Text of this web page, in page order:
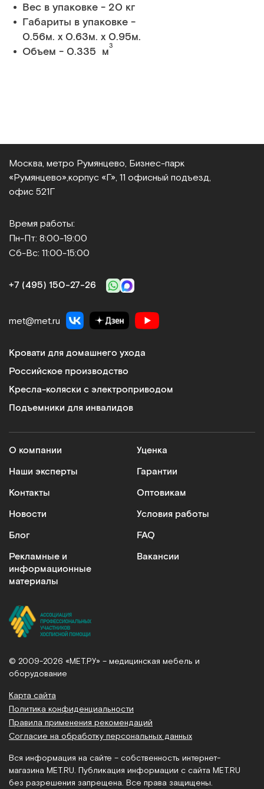
Вес в упаковке - 20 кг
Габариты в упаковке -
0.56м. x 0.63м. x 0.95м.
Объем - 0.335 м3
Москва, метро Румянцево, Бизнес‑парк
«Румянцево», корпус «Г», 11 офисный подъезд,
офис 521Г
Время работы:
Пн-Пт: 8:00-19:00
Сб-Вс: 11:00-15:00
+7 (495) 150‑27‑26
met@met.ru
Кровати для домашнего ухода
Российское производство
Кресла-коляски с электроприводом
Подъемники для инвалидов
О компании
Наши эксперты
Контакты
Новости
Блог
Рекламные и
информационные
материалы
Уценка
Гарантии
Оптовикам
Условия работы
FAQ
Вакансии
© 2009-2026 «МЕТ.РУ» – медицинская мебель и
оборудование
Карта сайта
Политика конфиденциальности
Правила применения рекомендаций
Согласие на обработку персональных данных
Вся информация на сайте – собственность интернет-
магазина MET.RU. Публикация информации с сайта MET.RU
без разрешения запрещена. Все права защищены.